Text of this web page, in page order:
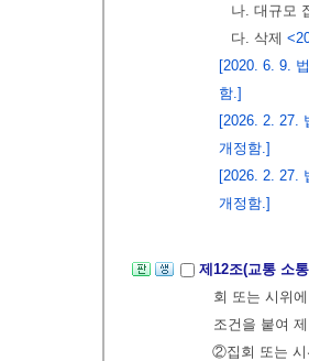
나. 대규모
다. 삭제
[2020. 6. 9.
함.]
[2026. 2. 27.
개정함.]
[2026. 2. 27.
개정함.]
제12조(교통 소
회 또는 시위
조건을 붙여
②집회 또는 시